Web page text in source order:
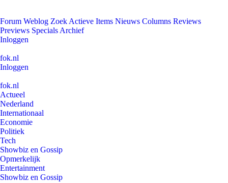
Forum Weblog Zoek Actieve Items Nieuws Columns Reviews
Previews Specials Archief
Inloggen
fok.nl
Inloggen
fok.nl
Actueel
Nederland
Internationaal
Economie
Politiek
Tech
Showbiz en Gossip
Opmerkelijk
Entertainment
Showbiz en Gossip